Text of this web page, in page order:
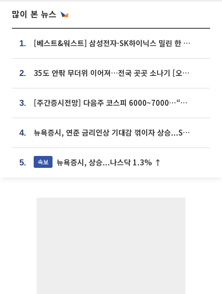
많이 본 뉴스
1. [베스트&워스트] 삼성전자·SK하이닉스 밀린 한 주…상상인증권은 85% 급등
2. 35도 안팎 무더위 이어져…전국 곳곳 소나기 [오늘 날씨]
3. [주간증시전망] 다음주 코스피 6000~7000⋯“外人 수급은 정책이 변수”
4. 뉴욕증시, 연준 금리인상 기대감 꺾이자 상승...S&P500 사상 최고치 [종합]
5. 속보 뉴욕증시, 상승...나스닥 1.3% ↑